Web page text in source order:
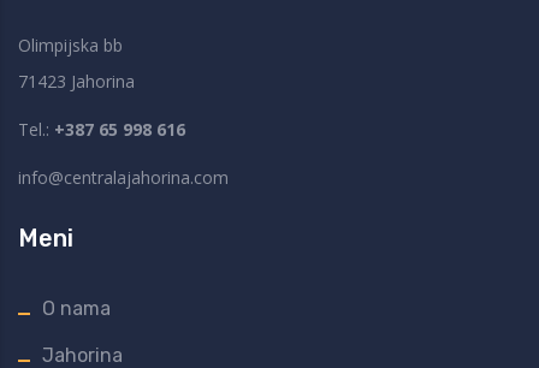
Olimpijska bb
71423 Jahorina
Tel.: +387 65 998 616
info@centralajahorina.com
Meni
O nama
Jahorina